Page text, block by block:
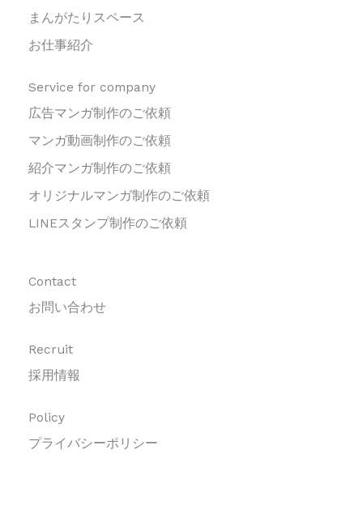
まんがたりスペース
お仕事紹介
Service for company
広告マンガ制作のご依頼
マンガ動画制作のご依頼
紹介マンガ制作のご依頼
オリジナルマンガ制作のご依頼
LINEスタンプ制作のご依頼
Contact
お問い合わせ
Recruit
採用情報
Policy
プライバシーポリシー